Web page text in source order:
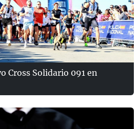
Cross Solidario 091 en